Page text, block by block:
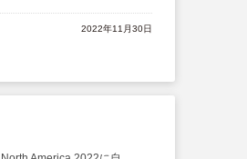
2022年11月30日